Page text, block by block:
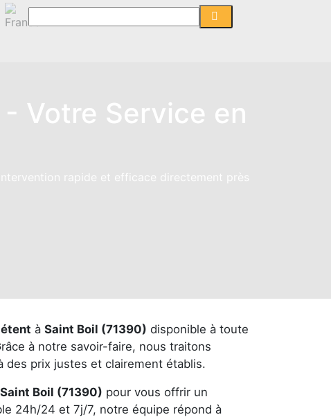
Votre Service en
rapide et efficace directement près
à Saint Boil (71390) disponible à toute
à notre savoir-faire, nous traitons
des prix justes et clairement établis.
Saint Boil (71390) pour vous offrir un
24h/24 et 7j/7, notre équipe répond à